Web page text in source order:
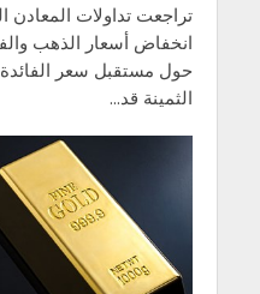
انخفاض أسعار الذهب
حول مستقبل سعر
الثمينة قد...